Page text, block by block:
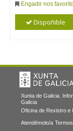
Engadir nos
Dispoñible
Xunta de Galicia.
Galicia
Oficina de Rexistro e
Atendémolo/a